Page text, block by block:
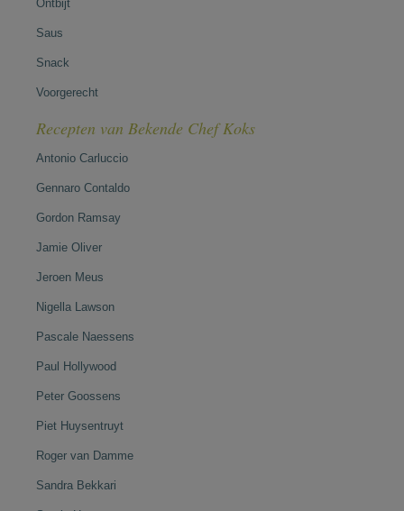
Ontbijt
Saus
Snack
Voorgerecht
Recepten van Bekende Chef Koks
Antonio Carluccio
Gennaro Contaldo
Gordon Ramsay
Jamie Oliver
Jeroen Meus
Nigella Lawson
Pascale Naessens
Paul Hollywood
Peter Goossens
Piet Huysentruyt
Roger van Damme
Sandra Bekkari